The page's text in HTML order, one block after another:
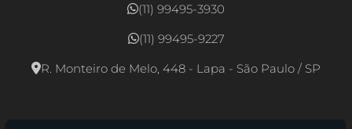
(11) 99495-3930
(11) 99495-9227
R. Monteiro de Melo, 448 - Lapa - São Paulo / SP